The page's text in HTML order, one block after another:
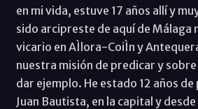
en mi vida, estuve 17 años allí y
sido arcipreste de aquí de Málaga
vicario en AÌlora-CoiÌn y
nuestra misión de predicar y
dar ejemplo. He estado 12 años de
Juan Bautista, en la capital y